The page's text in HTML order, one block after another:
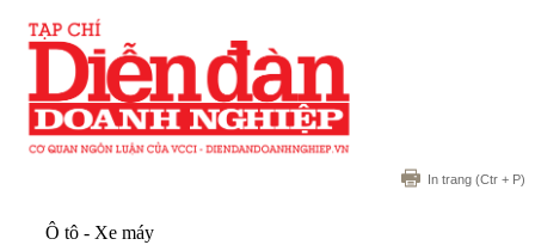
In trang (Ctr + P)
Ô tô - Xe máy